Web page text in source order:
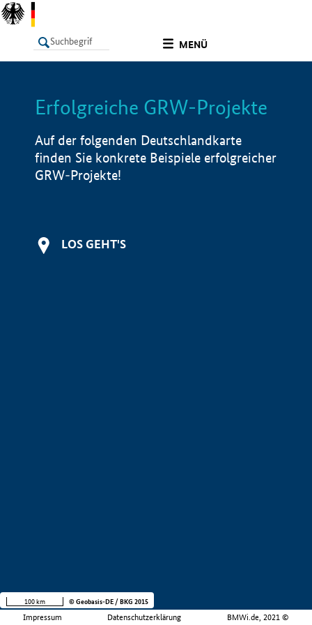
MENÜ
LISTE Info
Erfolgreiche GRW-Projekte
Auf der folgenden Deutschlandkarte
finden Sie konkrete Beispiele erfolgreicher
GRW-Projekte!
LOS GEHT'S
Impressum Datenschutzerklärung BMWi.de, 2021 ©
100 km © Geobasis-DE / BKG 2015